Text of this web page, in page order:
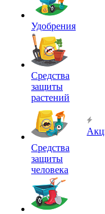
Удобрения
Средства
защиты
растений
Средства
защиты
человека